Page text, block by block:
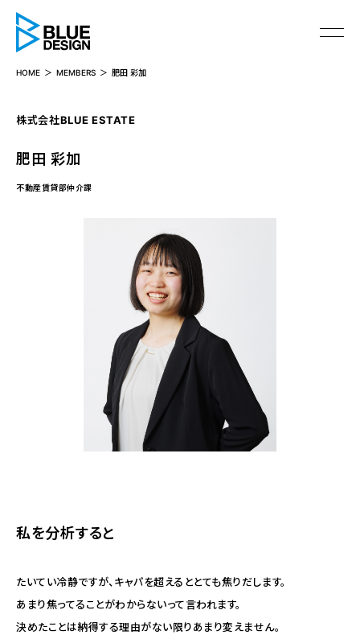
HOME MEMBERS 肥田 彩加
肥田 彩加
株式会社BLUE ESTATE
不動産賃貸部仲介課
私を分析すると
たいてい冷静ですが、キャパを超えるととても焦りだします。
あまり焦ってることがわからないって言われます。
決めたことは納得する理由がない限りあまり変えません。